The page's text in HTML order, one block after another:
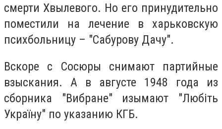
смерти Хвылевого. Но его принудительно
поместили на лечение в харьковскую
психбольницу – "Сабурову Дачу".
Вскоре с Сосюры снимают партийные
взыскания. А в августе 1948 года из
сборника "Вибране" изымают "Любіть
Україну" по указанию КГБ.